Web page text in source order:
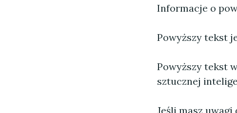
Informacje o
Powyższy tekst
Powyższy tekst
sztucznej
Jeśli masz